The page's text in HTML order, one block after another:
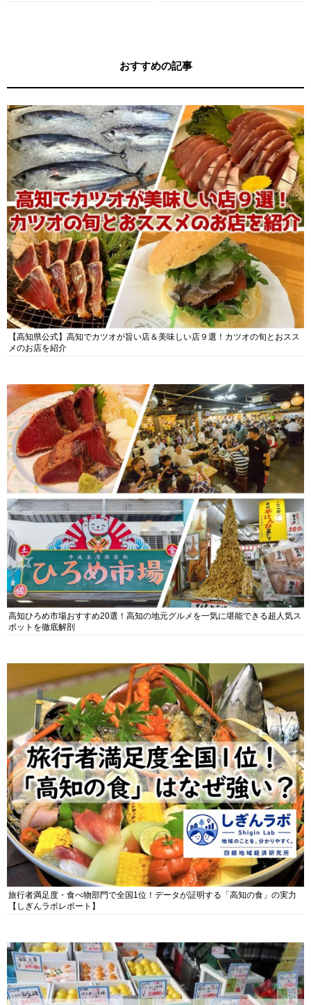
おすすめの記事
【高知県公式】高知でカツオが旨い店＆美味しい店９選！カツオの旬とおスス
メのお店を紹介
高知ひろめ市場おすすめ20選！高知の地元グルメを一気に堪能できる超人気ス
ポットを徹底解剖
旅行者満足度・食べ物部門で全国1位！データが証明する「高知の食」の実力
【しぎんラボレポート】